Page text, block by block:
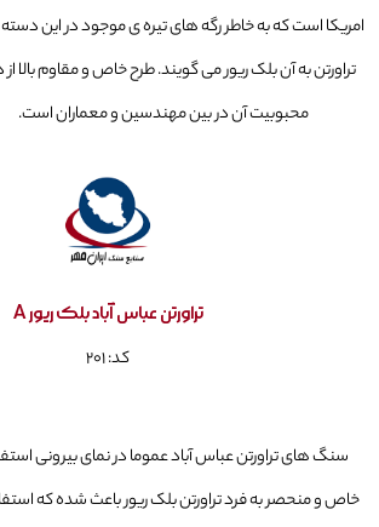
امریکا است که به خاطر رگه های تیره ی موجود در این
تراورتن به آن بلک ریور می گویند. طرح خاص و مقاوم بالا از
محبوبیت آن در بین مهندسین و معماران است.
تراورتن عباس آباد بلک ریور A
کد: ۲۰۱
سنگ های تراورتن عباس آباد عموما در نمای بیرونی
خاص و منحصر به فرد تراورتن بلک ریور باعث شده که